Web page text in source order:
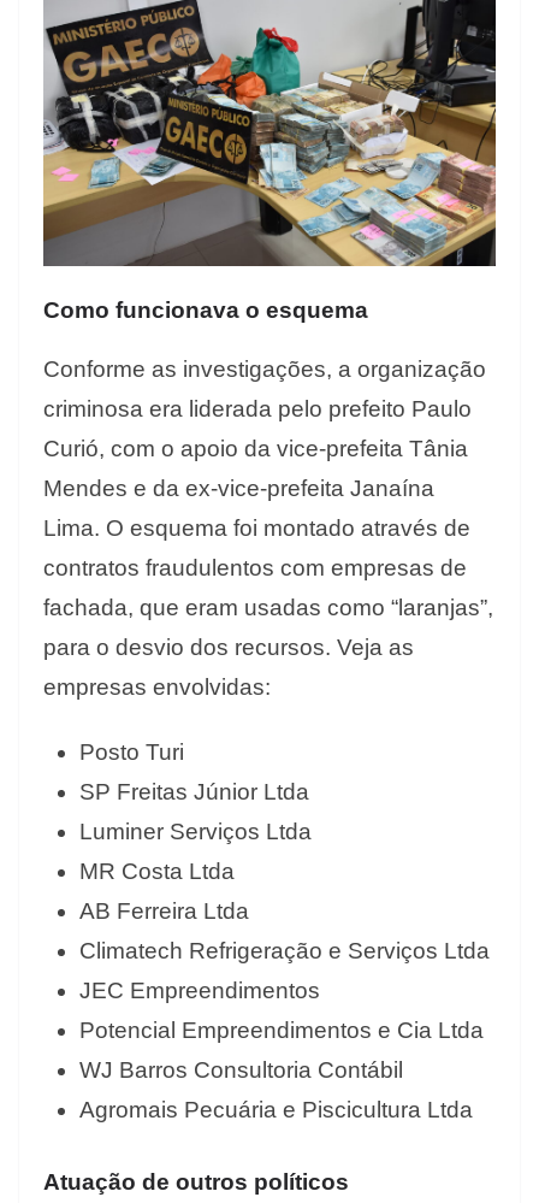
Como funcionava o esquema
Conforme as investigações, a organização
criminosa era liderada pelo prefeito Paulo
Curió, com o apoio da vice-prefeita Tânia
Mendes e da ex-vice-prefeita Janaína
Lima. O esquema foi montado através de
contratos fraudulentos com empresas de
fachada, que eram usadas como “laranjas”,
para o desvio dos recursos. Veja as
empresas envolvidas:
Posto Turi
SP Freitas Júnior Ltda
Luminer Serviços Ltda
MR Costa Ltda
AB Ferreira Ltda
Climatech Refrigeração e Serviços Ltda
JEC Empreendimentos
Potencial Empreendimentos e Cia Ltda
WJ Barros Consultoria Contábil
Agromais Pecuária e Piscicultura Ltda
Atuação de outros políticos